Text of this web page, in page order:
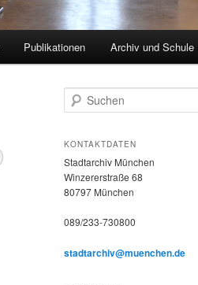
Publikationen Archiv und Schule
u
h
n
KONTAKTDATEN
Stadtarchiv München
Winzererstraße 68
80797 München
089/233-730800
stadtarchiv@muenchen.de